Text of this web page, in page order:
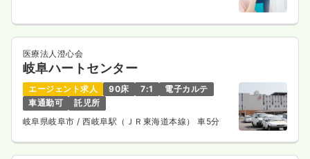
医療法人澄心会
岐阜ハートセンター
エージェント求人 90床 7:1
電子カルテ
車通勤可
託児所
岐阜県岐阜市 / 西岐阜駅（ＪＲ東海道本線） 車5分